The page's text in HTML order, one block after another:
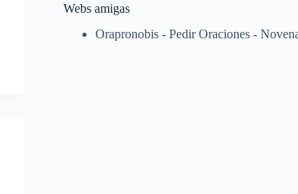
Webs amigas
Orapronobis - Pedir Oraciones -